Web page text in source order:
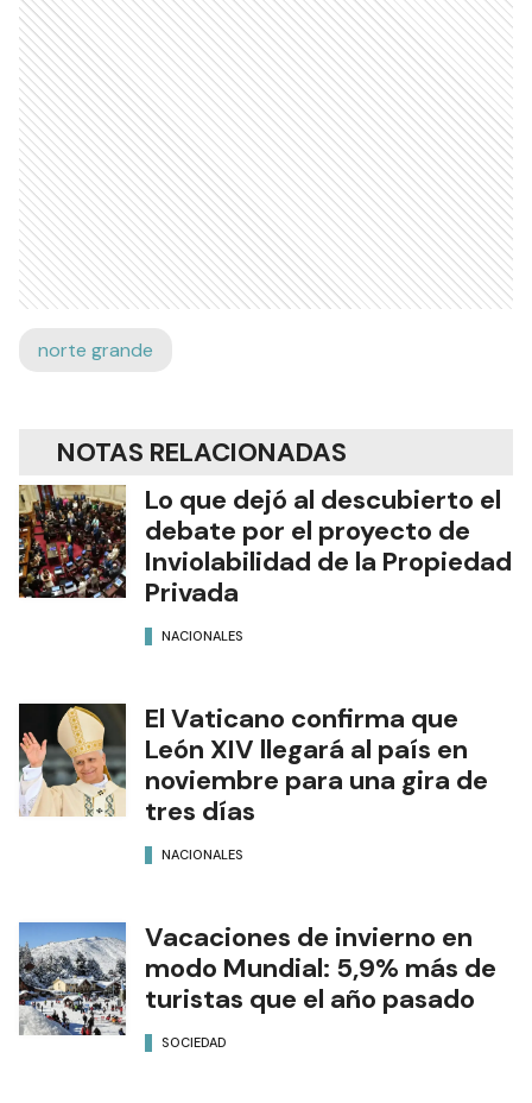
norte grande
NOTAS RELACIONADAS
Lo que dejó al descubierto el
debate por el proyecto de
Inviolabilidad de la Propiedad
Privada
NACIONALES
El Vaticano confirma que
León XIV llegará al país en
noviembre para una gira de
tres días
NACIONALES
Vacaciones de invierno en
modo Mundial: 5,9% más de
turistas que el año pasado
SOCIEDAD